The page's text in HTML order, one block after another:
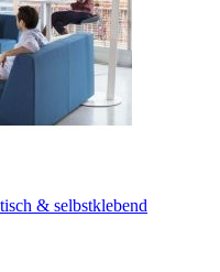
& selbstklebend